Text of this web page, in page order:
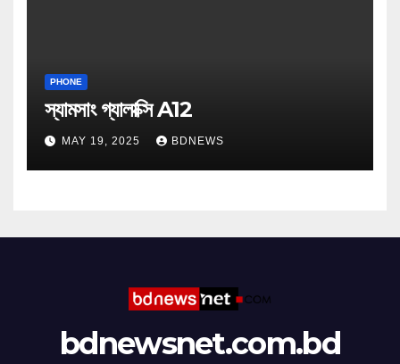
PHONE
স্যামসাং গ্যালাক্সি A12
MAY 19, 2025 BDNEWS
bdnewsnet.com.bd